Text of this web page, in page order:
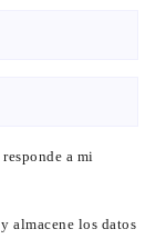
a mi
almacene los datos